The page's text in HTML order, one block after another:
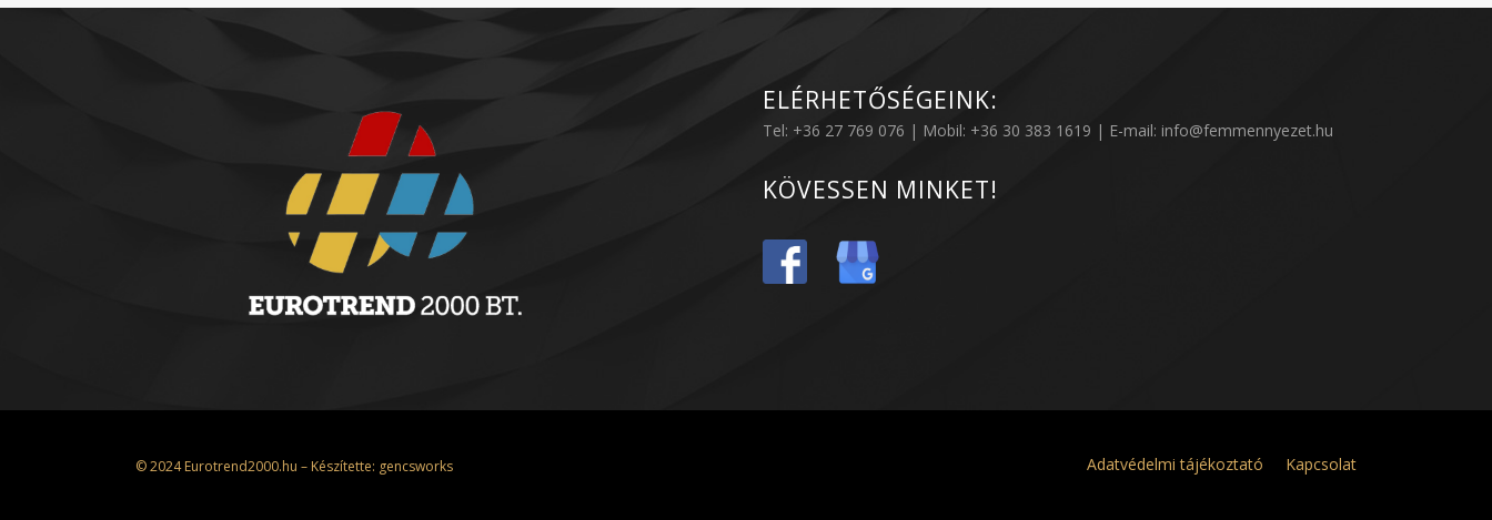
ELÉRHETŐSÉGEINK:
Tel: +36 27 769 076 | Mobil: +36 30 383 1619 | E-mail: info@femmennyezet.hu
KÖVESSEN MINKET!
© 2024 Eurotrend2000.hu – Készítette: gencsworks Adatvédelmi tájékoztató Kapcsolat